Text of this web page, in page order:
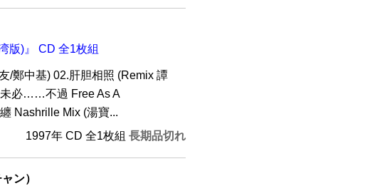
版)』 CD 全1枚組
/鄭中基) 02.肝胆相照 (Remix 譚
必……不過 Free As A
Nashrille Mix (湯寶...
1997年 CD 全1枚組 長期品切れ
ン）